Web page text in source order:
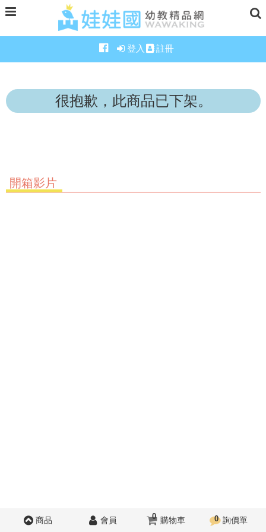
登入 註冊
很抱歉，此商品已下架。
開箱影片
商品 會員 0 購物車 0 詢價單